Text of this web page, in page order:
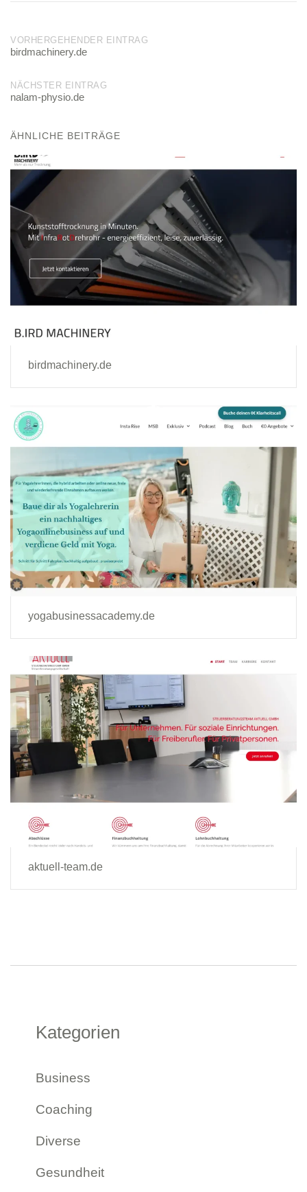
Post
VORHERGEHENDER EINTRAG
birdmachinery.de
NÄCHSTER EINTRAG
nalam-physio.de
ÄHNLICHE BEITRÄGE
birdmachinery.de
yogabusinessacademy.de
aktuell-team.de
Kategorien
Business
Coaching
Diverse
Gesundheit